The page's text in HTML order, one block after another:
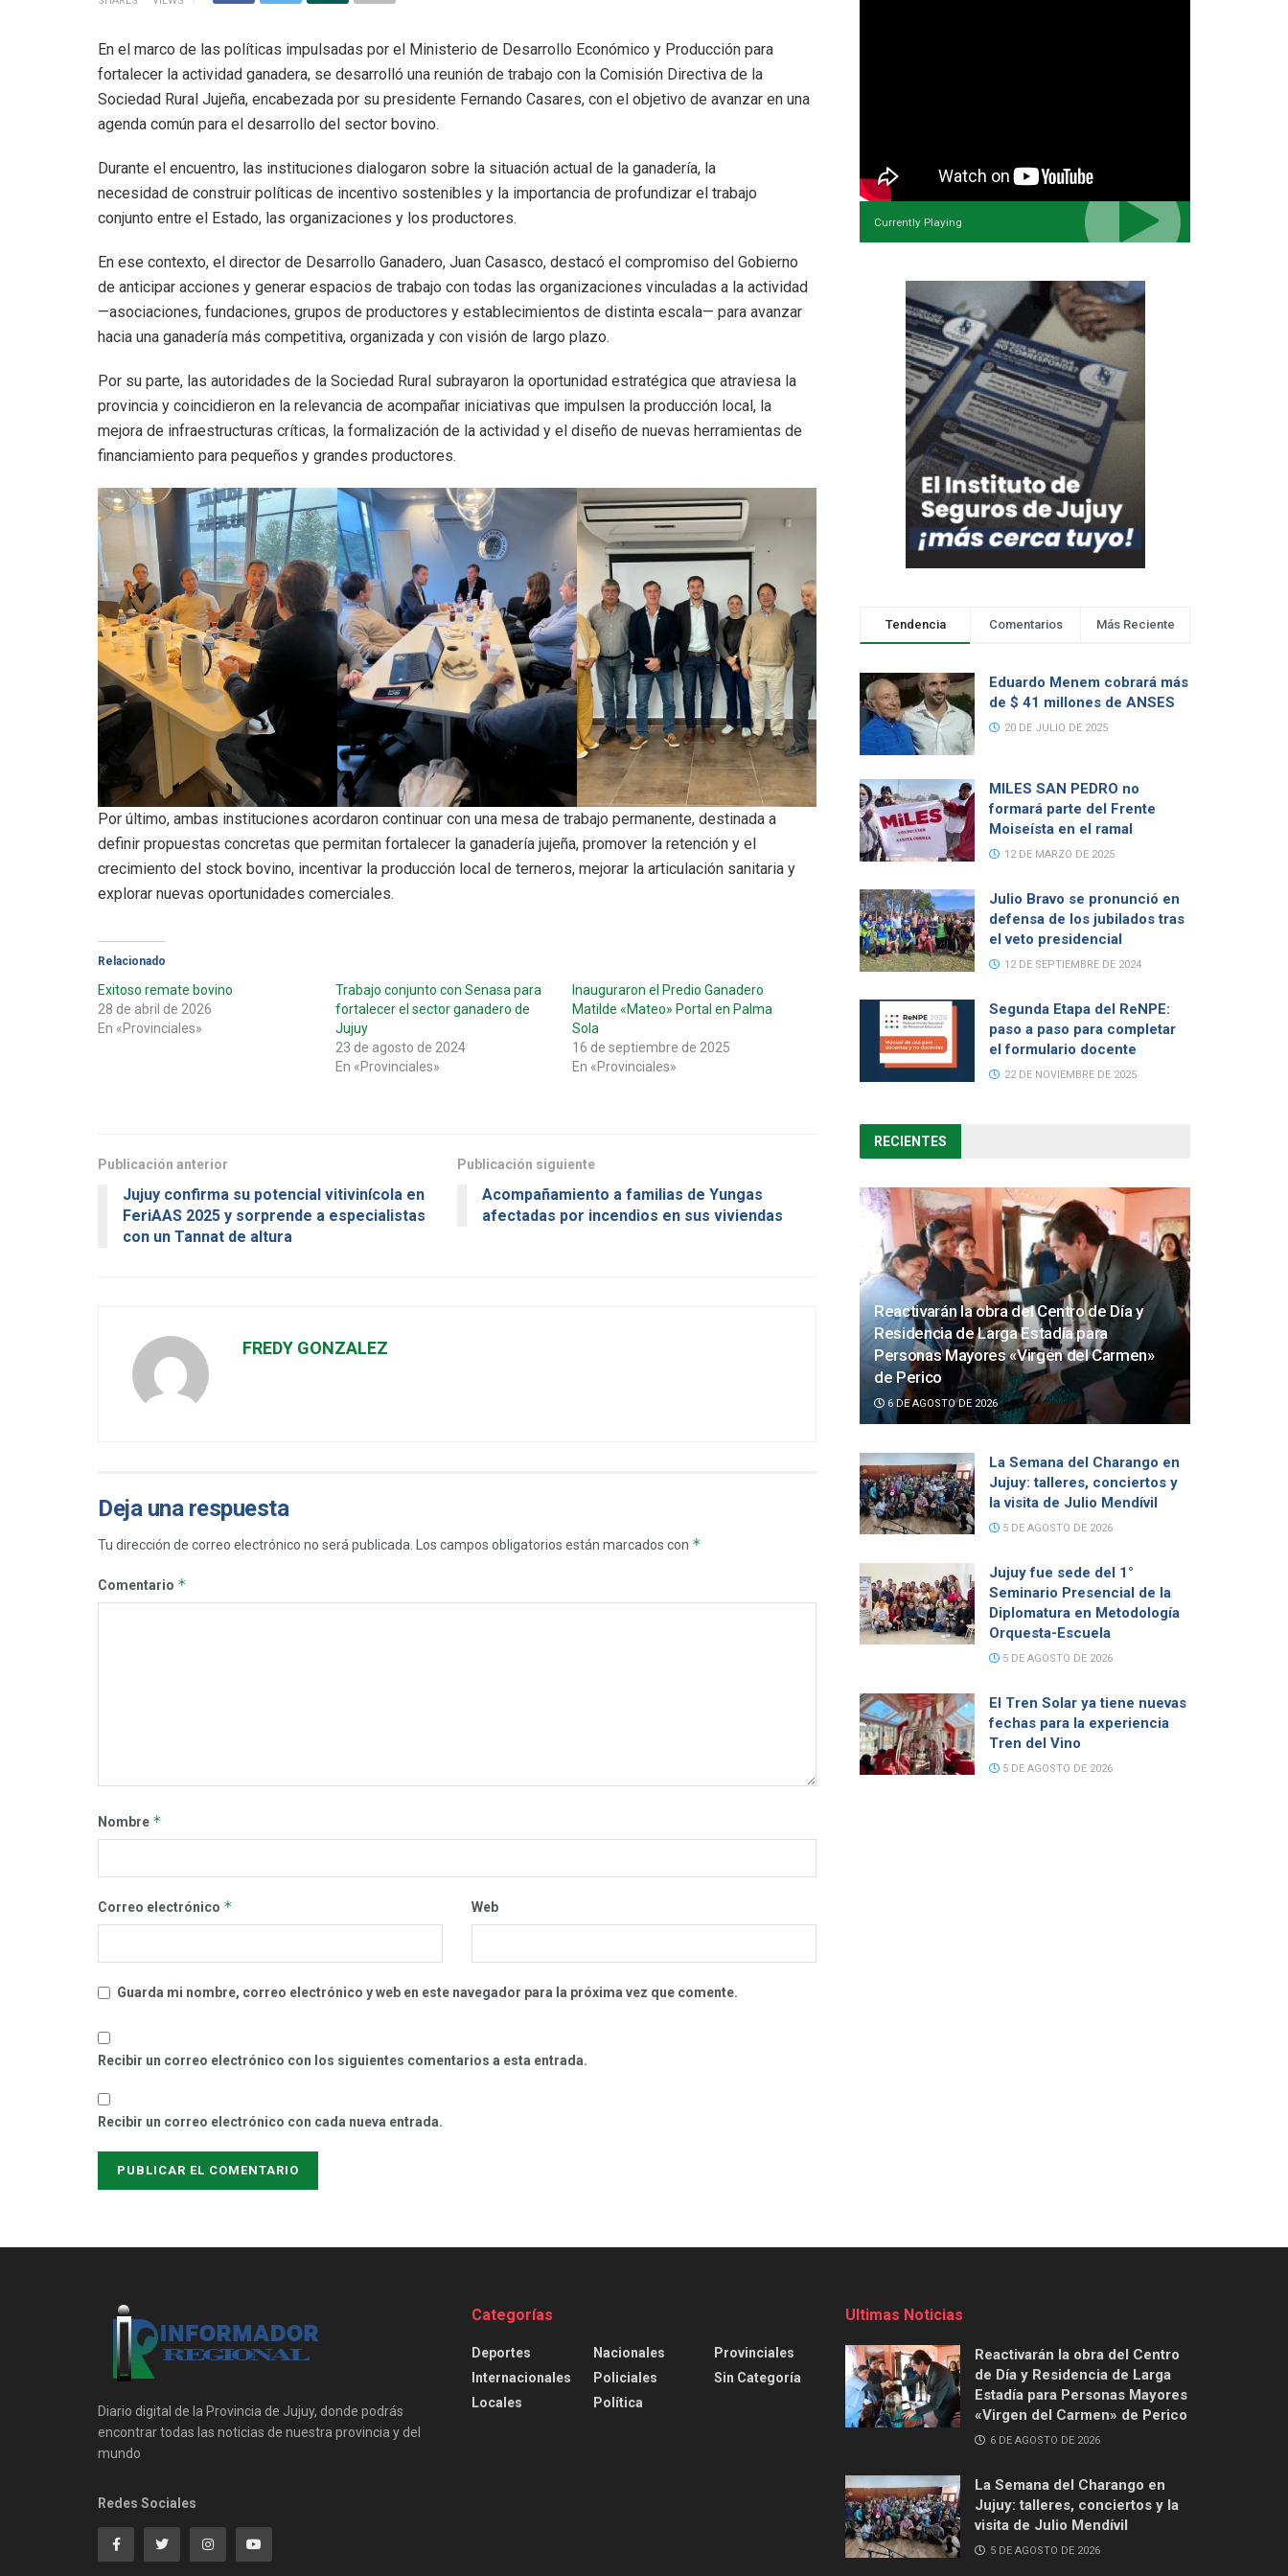
En el marco de las políticas impulsadas por el Ministerio de Desarrollo Económico y Producción para
fortalecer la actividad ganadera, se desarrolló una reunión de trabajo con la Comisión Directiva de la
Sociedad Rural Jujeña, encabezada por su presidente Fernando Casares, con el objetivo de avanzar en una
agenda común para el desarrollo del sector bovino.
Durante el encuentro, las instituciones dialogaron sobre la situación actual de la ganadería, la
necesidad de construir políticas de incentivo sostenibles y la importancia de profundizar el trabajo
conjunto entre el Estado, las organizaciones y los productores.
En ese contexto, el director de Desarrollo Ganadero, Juan Casasco, destacó el compromiso del Gobierno
de anticipar acciones y generar espacios de trabajo con todas las organizaciones vinculadas a la actividad
—asociaciones, fundaciones, grupos de productores y establecimientos de distinta escala— para avanzar
hacia una ganadería más competitiva, organizada y con visión de largo plazo.
Por su parte, las autoridades de la Sociedad Rural subrayaron la oportunidad estratégica que atraviesa la
provincia y coincidieron en la relevancia de acompañar iniciativas que impulsen la producción local, la
mejora de infraestructuras críticas, la formalización de la actividad y el diseño de nuevas herramientas de
financiamiento para pequeños y grandes productores.
Por último, ambas instituciones acordaron continuar con una mesa de trabajo permanente, destinada a
definir propuestas concretas que permitan fortalecer la ganadería jujeña, promover la retención y el
crecimiento del stock bovino, incentivar la producción local de terneros, mejorar la articulación sanitaria y
explorar nuevas oportunidades comerciales.
Relacionado
Exitoso remate bovino
28 de abril de 2026
En «Provinciales»
Trabajo conjunto con Senasa para
fortalecer el sector ganadero de
Jujuy
23 de agosto de 2024
En «Provinciales»
Inauguraron el Predio Ganadero
Matilde «Mateo» Portal en Palma
Sola
16 de septiembre de 2025
En «Provinciales»
Publicación anterior
Jujuy confirma su potencial vitivinícola en
FeriAAS 2025 y sorprende a especialistas
con un Tannat de altura
Publicación siguiente
Acompañamiento a familias de Yungas
afectadas por incendios en sus viviendas
FREDY GONZALEZ
Deja una respuesta
Tu dirección de correo electrónico no será publicada. Los campos obligatorios están marcados con *
Comentario *
Nombre *
Correo electrónico * Web
Guarda mi nombre, correo electrónico y web en este navegador para la próxima vez que comente.
Recibir un correo electrónico con los siguientes comentarios a esta entrada.
Recibir un correo electrónico con cada nueva entrada.
Currently Playing
Tendencia Comentarios Más Reciente
Eduardo Menem cobrará más
de $ 41 millones de ANSES
20 DE JULIO DE 2025
MILES SAN PEDRO no
formará parte del Frente
Moiseísta en el ramal
12 DE MARZO DE 2025
Julio Bravo se pronunció en
defensa de los jubilados tras
el veto presidencial
12 DE SEPTIEMBRE DE 2024
Segunda Etapa del ReNPE:
paso a paso para completar
el formulario docente
22 DE NOVIEMBRE DE 2025
RECIENTES
Reactivarán la obra del Centro de Día y
Residencia de Larga Estadía para
Personas Mayores «Virgen del Carmen»
de Perico
6 DE AGOSTO DE 2026
La Semana del Charango en
Jujuy: talleres, conciertos y
la visita de Julio Mendívil
5 DE AGOSTO DE 2026
Jujuy fue sede del 1°
Seminario Presencial de la
Diplomatura en Metodología
Orquesta-Escuela
5 DE AGOSTO DE 2026
El Tren Solar ya tiene nuevas
fechas para la experiencia
Tren del Vino
5 DE AGOSTO DE 2026
Diario digital de la Provincia de Jujuy, donde podrás
encontrar todas las noticias de nuestra provincia y del
mundo
Redes Sociales
Categorías
Deportes
Internacionales
Locales
Nacionales
Policiales
Política
Provinciales
Sin Categoría
Ultimas Noticias
Reactivarán la obra del Centro
de Día y Residencia de Larga
Estadía para Personas Mayores
«Virgen del Carmen» de Perico
6 DE AGOSTO DE 2026
La Semana del Charango en
Jujuy: talleres, conciertos y la
visita de Julio Mendívil
5 DE AGOSTO DE 2026